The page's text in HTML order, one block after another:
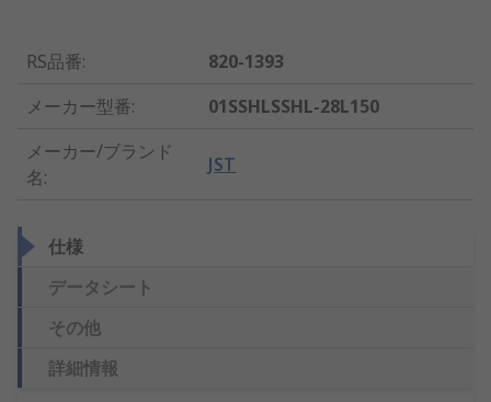
RS品番:
820-1393
メーカー型番:
01SSHLSSHL-28L150
メーカー/ブランド
名:
JST
仕様
データシート
その他
詳細情報